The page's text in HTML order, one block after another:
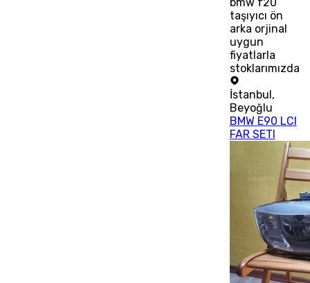
taşıyıcı ön
arka orjinal
uygun
fiyatlarla
stoklarımızda
İstanbul,
Beyoğlu
BMW E90 LCI
FAR SETI